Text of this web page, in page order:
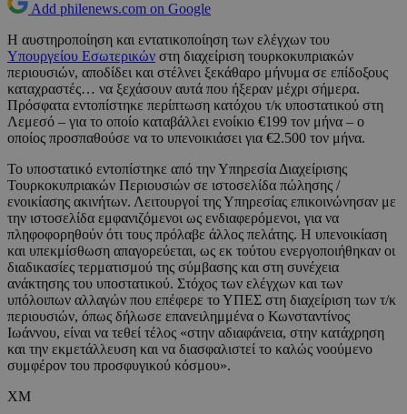
Add philenews.com on Google
Η αυστηροποίηση και εντατικοποίηση των ελέγχων του
Υπουργείου Εσωτερικών στη διαχείριση τουρκοκυπριακών
περιουσιών, αποδίδει και στέλνει ξεκάθαρο μήνυμα σε επίδοξους
καταχραστές… να ξεχάσουν αυτά που ήξεραν μέχρι σήμερα.
Πρόσφατα εντοπίστηκε περίπτωση κατόχου τ/κ υποστατικού στη
Λεμεσό – για το οποίο καταβάλλει ενοίκιο €199 τον μήνα – ο
οποίος προσπαθούσε να το υπενοικιάσει για €2.500 τον μήνα.
Το υποστατικό εντοπίστηκε από την Υπηρεσία Διαχείρισης
Τουρκοκυπριακών Περιουσιών σε ιστοσελίδα πώλησης /
ενοικίασης ακινήτων. Λειτουργοί της Υπηρεσίας επικοινώνησαν με
την ιστοσελίδα εμφανιζόμενοι ως ενδιαφερόμενοι, για να
πληφοφορηθούν ότι τους πρόλαβε άλλος πελάτης. Η υπενοικίαση
και υπεκμίσθωση απαγορεύεται, ως εκ τούτου ενεργοποιήθηκαν οι
διαδικασίες τερματισμού της σύμβασης και στη συνέχεια
ανάκτησης του υποστατικού. Στόχος των ελέγχων και των
υπόλοιπων αλλαγών που επέφερε το ΥΠΕΣ στη διαχείριση των τ/κ
περιουσιών, όπως δήλωσε επανειλημμένα ο Κωνσταντίνος
Ιωάννου, είναι να τεθεί τέλος «στην αδιαφάνεια, στην κατάχρηση
και την εκμετάλλευση και να διασφαλιστεί το καλώς νοούμενο
συμφέρον του προσφυγικού κόσμου».
ΧΜ